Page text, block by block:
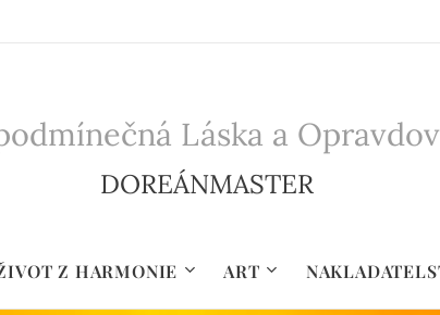
Láska a
DOREÁNMASTER
Z HARMONIE ART